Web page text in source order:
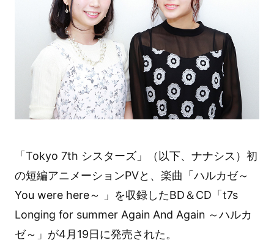
「Tokyo 7th シスターズ」（以下、ナナシス）初
の短編アニメーションPVと、楽曲「ハルカゼ～
You were here～ 」を収録したBD＆CD「t7s
Longing for summer Again And Again ～ハルカ
ゼ～」が4月19日に発売された。